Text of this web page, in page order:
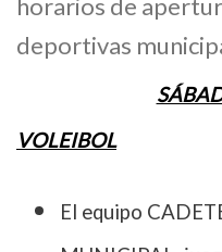
horarios de
deportivas
VOLEIBOL
El equipo